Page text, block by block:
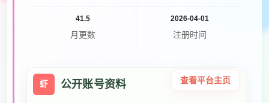
41.5
月更数
2026-04-01
注册时间
虾 公开账号资料 查看平台主页